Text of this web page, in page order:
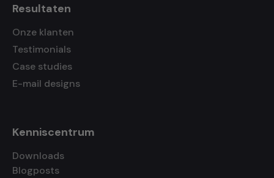
Resultaten
Onze klanten
Testimonials
Case studies
E-mail designs
Kenniscentrum
Downloads
Blogposts